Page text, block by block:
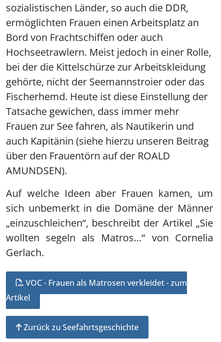
sozialistischen Länder, so auch die DDR,
ermöglichten Frauen einen Arbeitsplatz an
Bord von Frachtschiffen oder auch
Hochseetrawlern. Meist jedoch in einer Rolle,
bei der die Kittelschürze zur Arbeitskleidung
gehörte, nicht der Seemannstroier oder das
Fischerhemd. Heute ist diese Einstellung der
Tatsache gewichen, dass immer mehr
Frauen zur See fahren, als Nautikerin und
auch Kapitänin (siehe hierzu unseren Beitrag
über den Frauentörn auf der ROALD
AMUNDSEN).
Auf welche Ideen aber Frauen kamen, um
sich unbemerkt in die Domäne der Männer
„einzuschleichen“, beschreibt der Artikel „Sie
wollten segeln als Matros…“ von Cornelia
Gerlach.
VOC - Frauen als Matrosen verkleidet - zum
Artikel
Zurück zu Seefahrtsgeschichte